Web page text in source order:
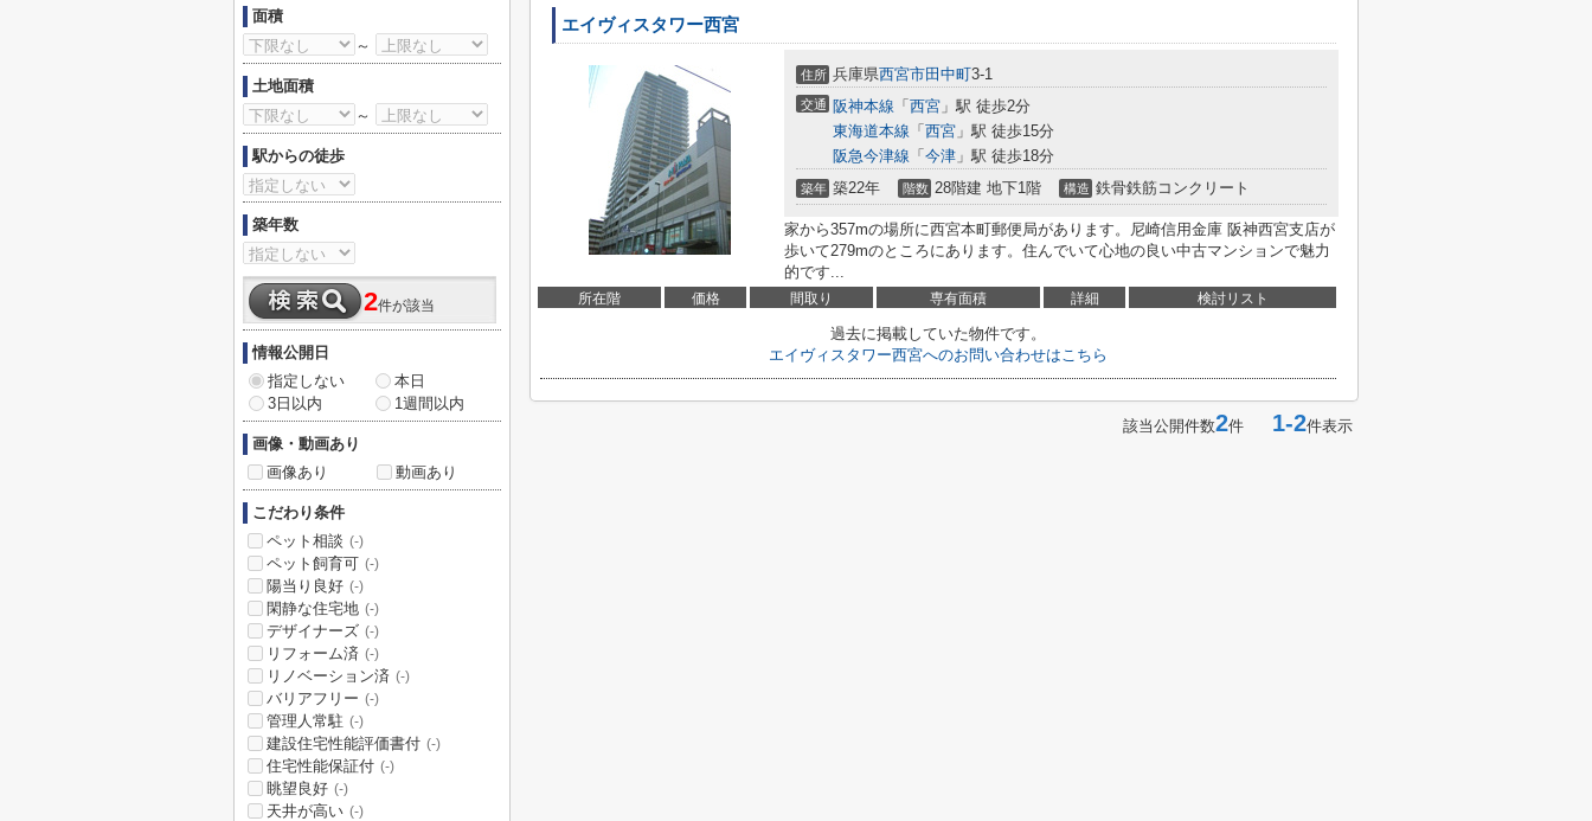
エイヴィスタワー西宮
住所 兵庫県西宮市田中町3-1
交通 阪神本線 「 西宮 」駅 徒歩2分
東海道本線 「 西宮 」駅 徒歩15分
阪急今津線 「 今津 」駅 徒歩18分
築年 築22年 階数 28階建 地下1階 構造 鉄骨鉄筋コンクリート
家から357mの場所に西宮本町郵便局があります。尼崎信用金庫 阪神西宮支店が
歩いて279mのところにあります。住んでいて心地の良い中古マンションで魅力
的です...
所在階 価格 間取り 専有面積 詳細 検討リスト
過去に掲載していた物件です。
エイヴィスタワー西宮へのお問い合わせはこちら
該当公開件数2件 1-2件表示
面積
～
土地面積
～
駅からの徒歩
築年数
2件が該当
情報公開日
指定しない
本日
3日以内
1週間以内
画像・動画あり
画像あり
動画あり
こだわり条件
ペット相談 (-)
ペット飼育可 (-)
陽当り良好 (-)
閑静な住宅地 (-)
デザイナーズ (-)
リフォーム済 (-)
リノベーション済 (-)
バリアフリー (-)
管理人常駐 (-)
建設住宅性能評価書付 (-)
住宅性能保証付 (-)
眺望良好 (-)
天井が高い (-)